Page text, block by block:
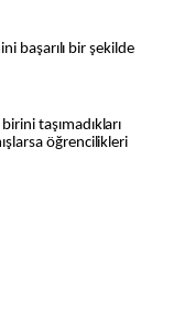
başarılı bir şekilde
taşımadıkları
öğrencilikleri